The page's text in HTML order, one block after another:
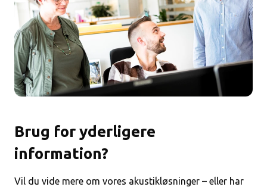
Brug for yderligere
information?
Vil du vide mere om vores akustikløsninger – eller har